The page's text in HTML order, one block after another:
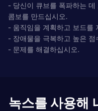
- 당신이 큐브를 폭파하는
콤보를 만드십시오.
- 움직임을 계획하고 보드를
- 장애물을 극복하고 높은 점
- 문제를 해결하십시오.
녹스를 사용해